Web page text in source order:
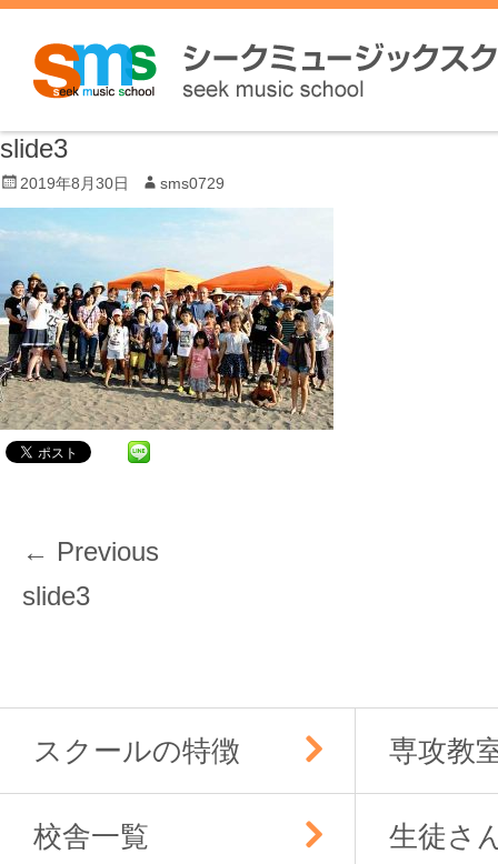
slide3
P
o
s
d
o
n
2019年8月30日
A
u
o
r
sms0729
投
稿
シ
ョ
ン
← Previous
Previous
slide3
スクールの特徴 専攻教
校舎一覧 生徒さ